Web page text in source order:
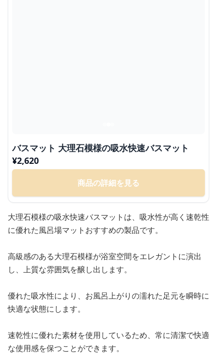
バスマット 大理石模様の吸水快速バスマット
¥2,620
商品の詳細を見る
大理石模様の吸水快速バスマットは、吸水性が高く速乾性
に優れた風呂場マットおすすめの製品です。
高級感のある大理石模様が浴室空間をエレガントに演出
し、上質な雰囲気を醸し出します。
優れた吸水性により、お風呂上がりの濡れた足元を瞬時に
快適な状態にします。
速乾性に優れた素材を使用しているため、常に清潔で快適
な使用感を保つことができます。